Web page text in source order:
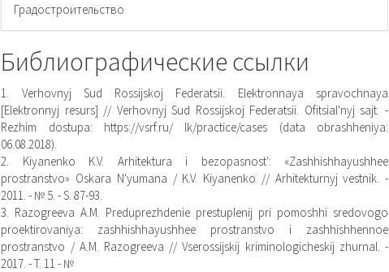
Градостроительство
Библиографические ссылки
1. Verhovnyj Sud Rossijskoj Federatsii. Elektronnaya spravochnaya
[Elektronnyj resurs] // Verhovnyj Sud Rossijskoj Federatsii. Ofitsial'nyj sajt. -
Rezhim dostupa: https://vsrf.ru/ lk/practice/cases (data obrashheniya:
06.08.2018).
2. Kiyanenko K.V. Arhitektura i bezopasnost': «Zashhishhayushhee
prostranstvo» Oskara N'yumana / K.V. Kiyanenko // Arhitekturnyj vestnik. -
2011. - № 5. - S. 87-93.
3. Razogreeva A.M. Preduprezhdenie prestuplenij pri pomoshhi sredovogo
proektirovaniya: zashhishhayushhee prostranstvo i zashhishhennoe
prostranstvo / A.M. Razogreeva // Vserossijskij kriminologicheskij zhurnal. -
2017. - T. 11 - №